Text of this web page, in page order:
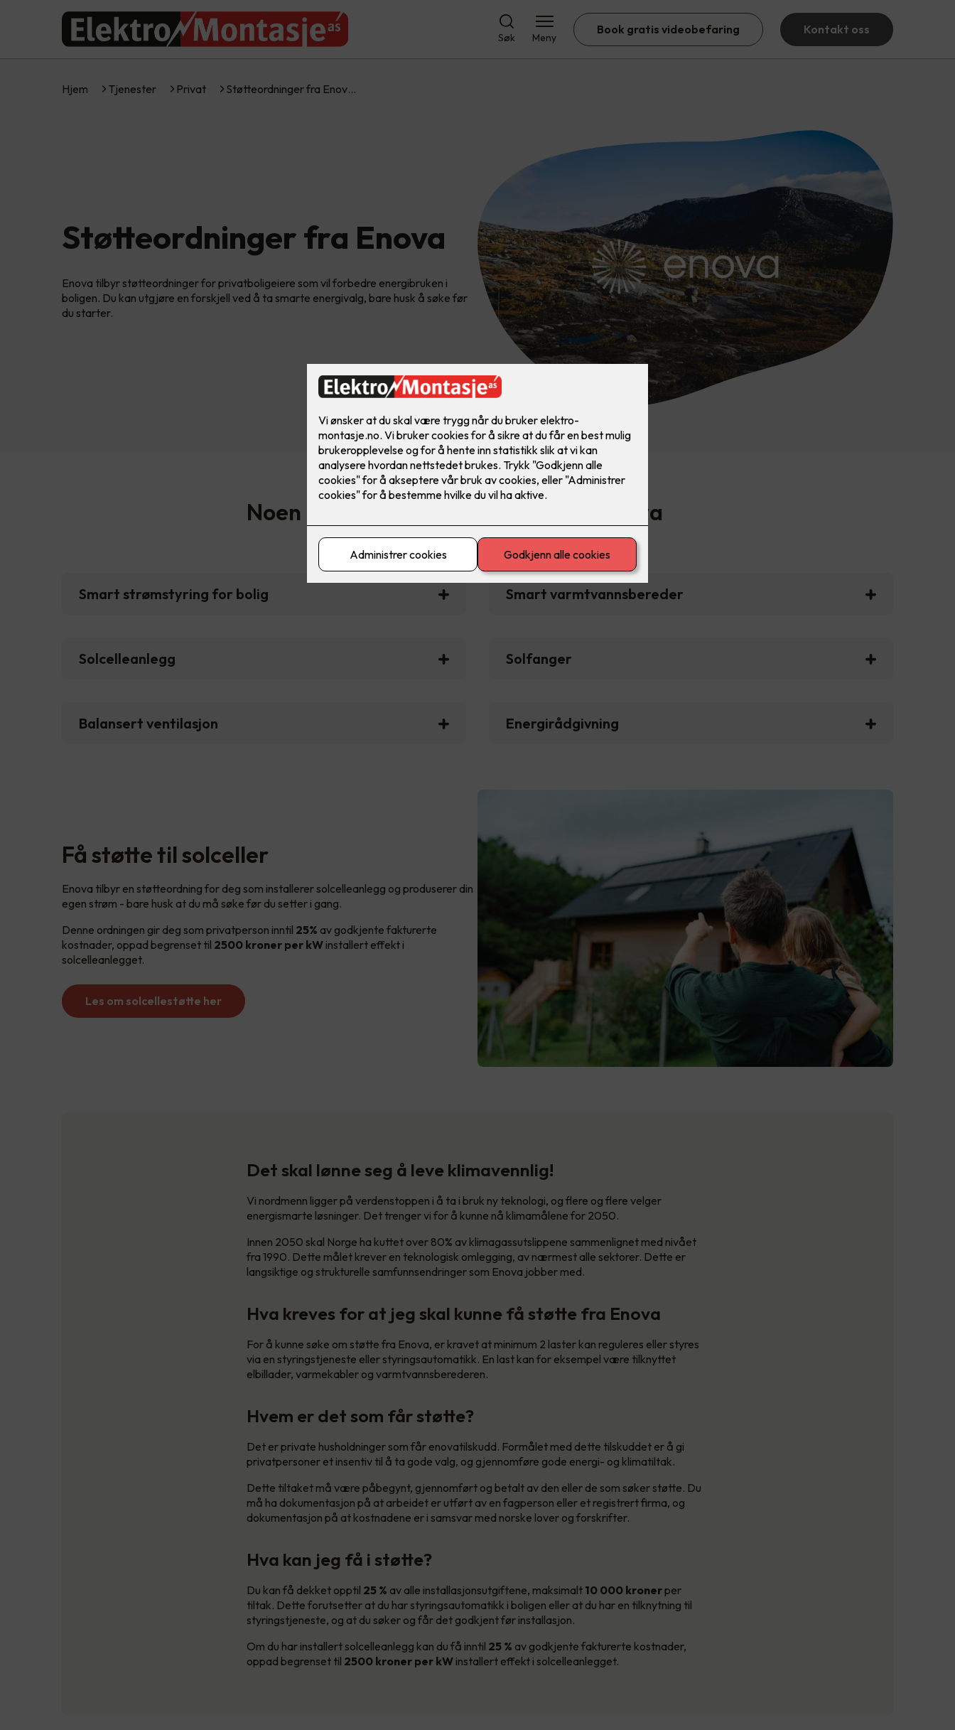
Søk Meny
Book gratis videobefaring Kontakt oss
Hjem Tjenester Privat Støtteordninger fra Enov…
Støtteordninger fra Enova
Enova tilbyr støtteordninger for privatboligeiere som vil forbedre energibruken i
boligen. Du kan utgjøre en forskjell ved å ta smarte energivalg, bare husk å søke før
du starter.
Noen boligtiltak som gir støtte fra Enova
Smart strømstyring for bolig Smart varmtvannsbereder
Solcelleanlegg Solfanger
Balansert ventilasjon Energirådgivning
Få støtte til solceller
Enova tilbyr en støtteordning for deg som installerer solcelleanlegg og produserer din
egen strøm - bare husk at du må søke før du setter i gang.
Denne ordningen gir deg som privatperson inntil 25% av godkjente fakturerte
kostnader, oppad begrenset til 2500 kroner per kW installert effekt i
solcelleanlegget.
Les om solcellestøtte her
Det skal lønne seg å leve klimavennlig!
Vi nordmenn ligger på verdenstoppen i å ta i bruk ny teknologi, og flere og flere velger
energismarte løsninger. Det trenger vi for å kunne nå klimamålene for 2050.
Innen 2050 skal Norge ha kuttet over 80% av klimagassutslippene sammenlignet med nivået
fra 1990. Dette målet krever en teknologisk omlegging, av nærmest alle sektorer. Dette er
langsiktige og strukturelle samfunnsendringer som Enova jobber med.
Hva kreves for at jeg skal kunne få støtte fra Enova
For å kunne søke om støtte fra Enova, er kravet at minimum 2 laster kan reguleres eller styres
via en styringstjeneste eller styringsautomatikk. En last kan for eksempel være tilknyttet
elbillader, varmekabler og varmtvannsberederen.
Hvem er det som får støtte?
Det er private husholdninger som får enovatilskudd. Formålet med dette tilskuddet er å gi
privatpersoner et insentiv til å ta gode valg, og gjennomføre gode energi- og klimatiltak.
Dette tiltaket må være påbegynt, gjennomført og betalt av den eller de som søker støtte. Du
må ha dokumentasjon på at arbeidet er utført av en fagperson eller et registrert firma, og
dokumentasjon på at kostnadene er i samsvar med norske lover og forskrifter.
Hva kan jeg få i støtte?
Du kan få dekket opptil 25 % av alle installasjonsutgiftene, maksimalt 10 000 kronerper
tiltak. Dette forutsetter at du har styringsautomatikk i boligen eller at du har en tilknytning til
styringstjeneste, og at du søker og får det godkjent før installasjon.
Om du har installert solcelleanlegg kan du få inntil 25 % av godkjente fakturerte kostnader,
oppad begrenset til 2500 kroner per kW installert effekt i solcelleanlegget.